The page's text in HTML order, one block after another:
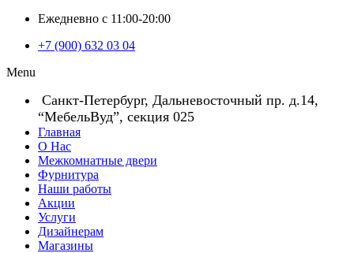
Ежедневно с 11:00-20:00
+7 (900) 632 03 04
Menu
Санкт-Петербург, Дальневосточный пр. д.14,
“МебельВуд”, секция 025
Главная
О Нас
Межкомнатные двери
Фурнитура
Наши работы
Акции
Услуги
Дизайнерам
Магазины